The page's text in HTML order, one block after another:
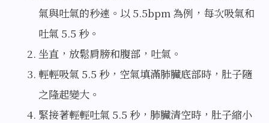
氣與吐氣的秒速。以 5.5bpm 為例，每次吸氣和
吐氣 5.5 秒。
坐直，放鬆肩膀和腹部，吐氣。
輕輕吸氣 5.5 秒，空氣填滿肺臟底部時，肚子隨
之隆起變大。
緊接著輕輕吐氣 5.5 秒，肺臟清空時，肚子縮小